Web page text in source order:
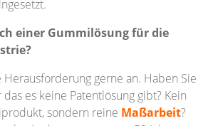
einer Gummilösung für die
gerne an. Haben Sie
es keine Patentlösung gibt? Kein
sondern reine Maßarbeit?